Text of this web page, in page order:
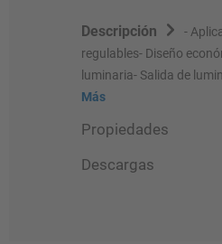
Descripción
-
regulables- Diseño
luminaria- Salida de
Más
Propiedades
Descargas